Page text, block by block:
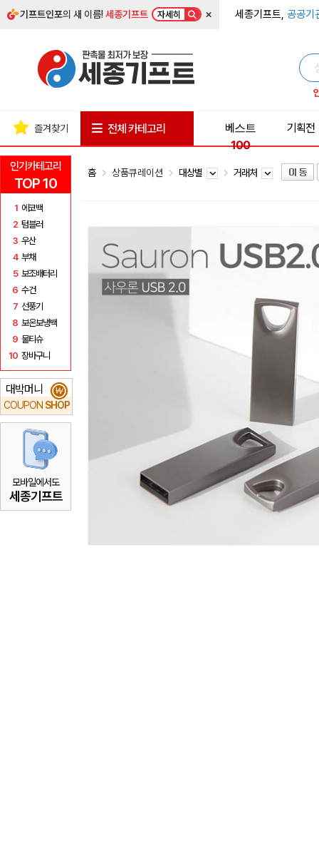
기프트인포의 새 이름!세종기프트 자세히 × 세종기프트, 공공기
인기카테고리
TOP 10
1 에코백
2 텀블러
3 우산
4 부채
5 보조배터리
6 수건
7 선풍기
8 보온보냉백
9 물티슈
10 장바구니
대박머니
COUPON SHOP
₩
모바일에서도
세종기프트
즐겨찾기 전체 카테고리
베스트
100
기획전
홈 상품큐레이션 대상별 거래처